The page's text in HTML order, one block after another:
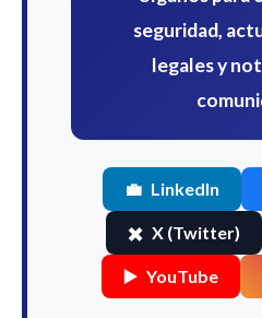
seguridad,
legales y
💼 LinkedIn
✖️ X (Twitter)
▶️ YouTube